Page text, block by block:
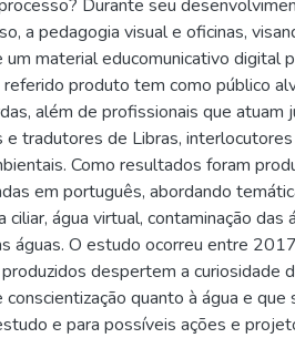
Durante seu
a pedagogia visual e oficinas,
um material educomunicativo digital
referido produto tem como público
além de profissionais que atuam
tradutores de Libras,
Como resultados foram
em português, abordando
ciliar, água virtual, contaminação das
águas. O estudo ocorreu entre
despertem a curiosidade
conscientização quanto à água e que
e para possíveis ações e